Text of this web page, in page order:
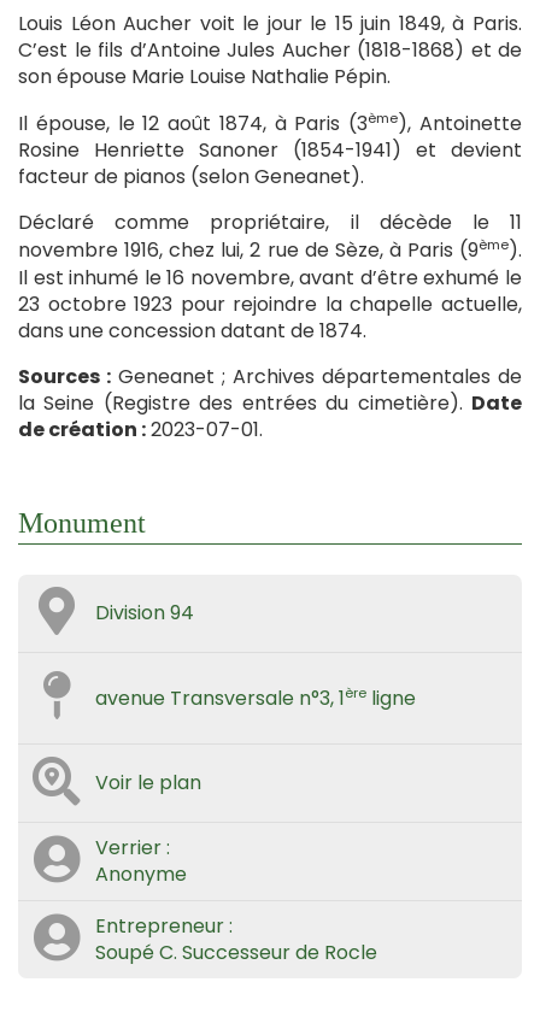
Louis Léon Aucher voit le jour le 15 juin 1849, à Paris.
C’est le fils d’Antoine Jules Aucher (1818-1868) et de
son épouse Marie Louise Nathalie Pépin.
Il épouse, le 12 août 1874, à Paris (3ème), Antoinette
Rosine Henriette Sanoner (1854-1941) et devient
facteur de pianos (selon Geneanet).
Déclaré comme propriétaire, il décède le 11
novembre 1916, chez lui, 2 rue de Sèze, à Paris (9ème).
Il est inhumé le 16 novembre, avant d’être exhumé le
23 octobre 1923 pour rejoindre la chapelle actuelle,
dans une concession datant de 1874.
Sources : Geneanet ; Archives départementales de
la Seine (Registre des entrées du cimetière). Date
de création :2023-07-01.
Monument
Division 94
avenue Transversale n°3, 1ère ligne
Voir le plan
Verrier :
Anonyme
Entrepreneur :
Soupé C. Successeur de Rocle